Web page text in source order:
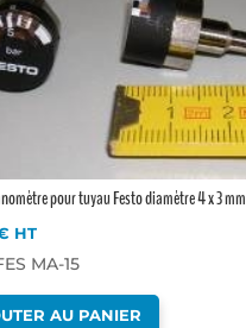
pour tuyau Festo diamètre 4 x 3 mm
HT
MA-15
AU PANIER